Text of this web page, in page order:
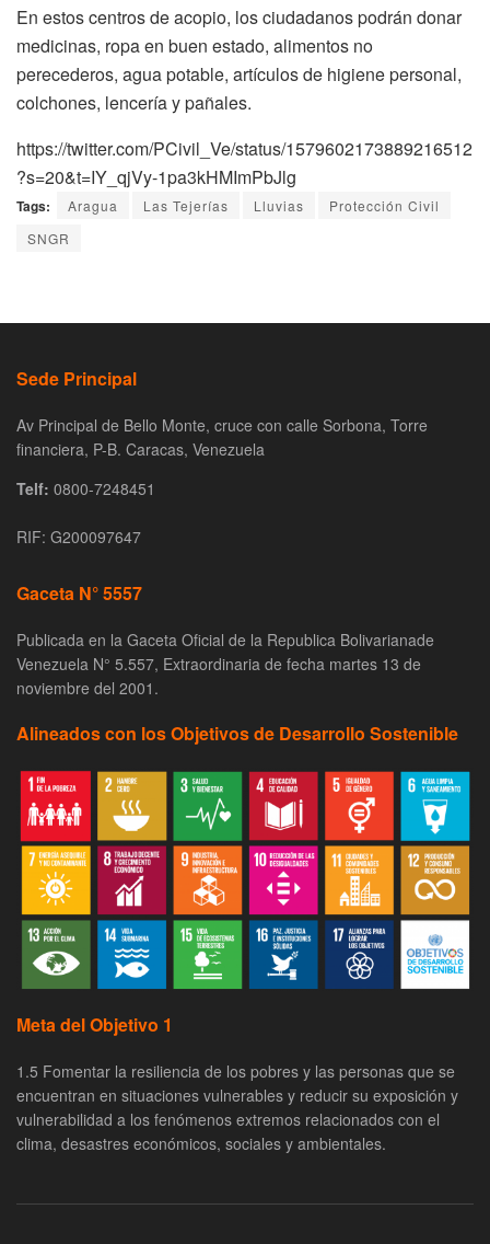
En estos centros de acopio, los ciudadanos podrán donar
medicinas, ropa en buen estado, alimentos no
perecederos, agua potable, artículos de higiene personal,
colchones, lencería y pañales.
https://twitter.com/PCivil_Ve/status/1579602173889216512
?s=20&t=IY_qjVy-1pa3kHMImPbJlg
Tags: Aragua Las Tejerías Lluvias
Protección Civil
SNGR
Sede Principal
Av Principal de Bello Monte, cruce con calle Sorbona, Torre
financiera, P-B. Caracas, Venezuela
Telf: 0800-7248451
RIF: G200097647
Gaceta N° 5557
Publicada en la Gaceta Oficial de la Republica Bolivarianade
Venezuela N° 5.557, Extraordinaria de fecha martes 13 de
noviembre del 2001.
Alineados con los Objetivos de Desarrollo Sostenible
Meta del Objetivo 1
1.5 Fomentar la resiliencia de los pobres y las personas que se
encuentran en situaciones vulnerables y reducir su exposición y
vulnerabilidad a los fenómenos extremos relacionados con el
clima, desastres económicos, sociales y ambientales.